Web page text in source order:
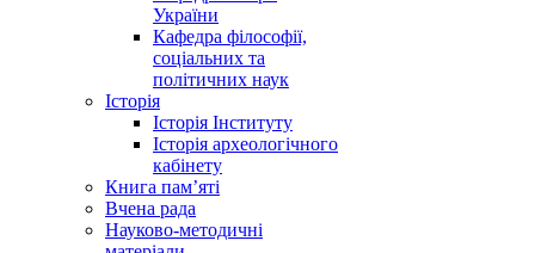
України
Кафедра філософії,
соціальних та
політичних наук
Історія
Історія Інституту
Історія археологічного
кабінету
Книга памʼяті
Вчена рада
Науково-методичні